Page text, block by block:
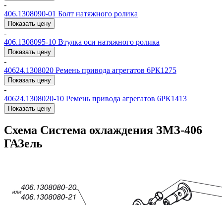
-
406.1308090-01 Болт натяжного ролика
Показать цену
-
406.1308095-10 Втулка оси натяжного ролика
Показать цену
-
40624.1308020 Ремень привода агрегатов 6РК1275
Показать цену
-
40624.1308020-10 Ремень привода агрегатов 6РК1413
Показать цену
Схема Система охлаждения ЗМЗ-406
ГАЗель